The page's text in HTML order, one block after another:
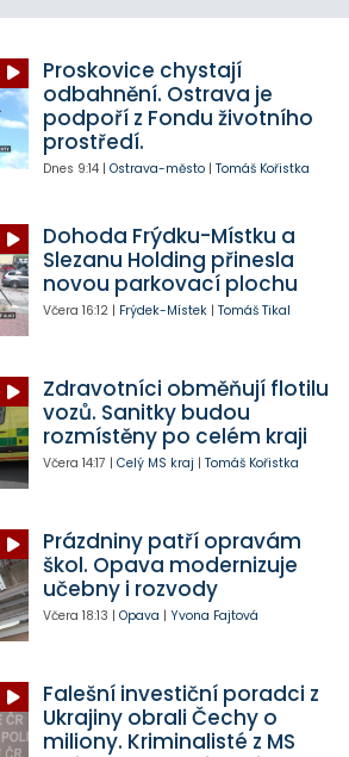
Proskovice chystají
odbahnění. Ostrava je
podpoří z Fondu životního
prostředí.
Dnes 9:14| Ostrava-město| Tomáš Kořistka
Dohoda Frýdku-Místku a
Slezanu Holding přinesla
novou parkovací plochu
Včera 16:12| Frýdek-Místek| Tomáš Tikal
Zdravotníci obměňují flotilu
vozů. Sanitky budou
rozmístěny po celém kraji
Včera 14:17 | Celý MS kraj | Tomáš Kořistka
Prázdniny patří opravám
škol. Opava modernizuje
učebny i rozvody
Včera 18:13 | Opava | Yvona Fajtová
Falešní investiční poradci z
Ukrajiny obrali Čechy o
miliony. Kriminalisté z MS